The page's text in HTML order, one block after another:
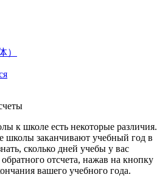
）
к школе есть некоторые различия.
школы заканчивают учебный год в
сколько дней учебы у вас
обратного отсчета, нажав на кнопку
вашего учебного года.